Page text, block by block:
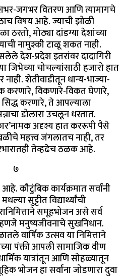
जगभर वितरण आणि त्यामागचे
विषय आहे. ज्याची झोळी
मोठ्या दांडग्या देशांच्या
नामुश्की टाळू शकत नाही.
देश-प्रदेश इतरांवर दादागिरी
चोचल्यांसाठी हजारो हात
शेतीवाडीतून धान्य-भाज्या-
करणारे, विकणारे-विकत घेणारे,
सिद्ध करणारे, ते आपल्याला
डोलारा उचलून धरतात.
अदृश्य हात कररूपी पैसे
महत्त्व जंगलातच नाही, तर
तेव्हढेच ठळक आहे.
कौटुंबिक कार्यक्रमात सर्वांनी
सुट्टीत विद्यार्थ्यांची
समूहभोजन असे सर्व
मनुष्यजीवनाचे सुखनिधान.
वार्षिक उत्सव या निमित्ताने
पंक्ती आपली सामाजिक वीण
यात्रांतून आणि सोहळ्यातून
भोजन हा सर्वांना जोडणारा दुवा